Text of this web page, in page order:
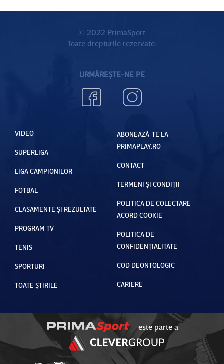
© 2022 PrimaSport
Toate drepturile rezervate.
URMĂREȘTE-NE PE
VIDEO
SUPERLIGA
LIGA CAMPIONILOR
FOTBAL
CLASAMENTE ȘI REZULTATE
PROGRAM TV
TENIS
SPORTURI
TOATE ȘTIRILE
ABONEAZĂ-TE LA
PRIMAPLAY.RO
CONTACT
TERMENI ȘI CONDIȚII
POLITICA DE COLECTARE
ACORD COOKIE
POLITICA DE
CONFIDENȚIALITATE
COD DEONTOLOGIC
CARIERE
este parte a